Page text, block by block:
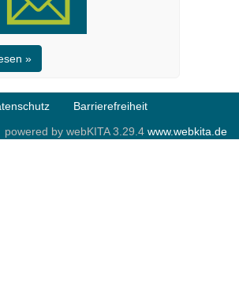
»
Barrierefreiheit
powered by webKITA 3.29.4 www.webkita.de